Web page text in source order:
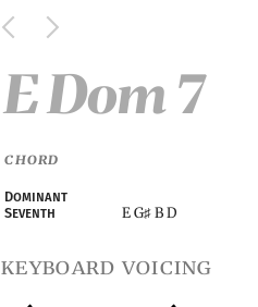
E Dom 7
CHORD
Dominant
Seventh
E G♯ B D
keyboard voicing